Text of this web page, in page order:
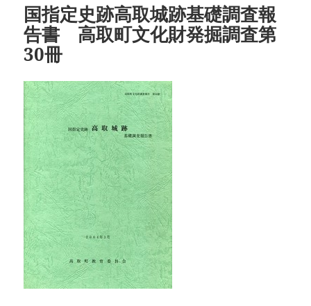
ー
国指定史跡高取城跡基礎調査報
告書 高取町文化財発掘調査第
30冊